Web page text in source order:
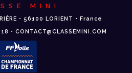
MINI
• 56100 LORIENT • France
• CONTACT@CLASSEMINI.COM